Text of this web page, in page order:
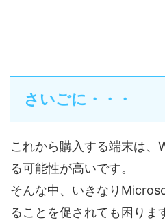
さいごに・・・
これから購入する端末は、
る可能性が高いです。
そんな中、いきなり
ることを促されても困りま